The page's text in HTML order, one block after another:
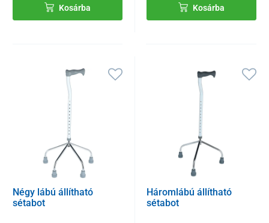
Kosárba Kosárba
Négy lábú állítható
sétabot
Háromlábú állítható
sétabot